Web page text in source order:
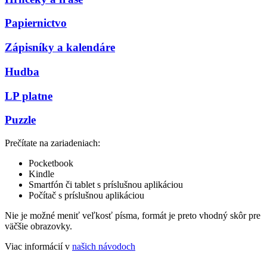
Papiernictvo
Zápisníky a kalendáre
Hudba
LP platne
Puzzle
Prečítate na zariadeniach:
Pocketbook
Kindle
Smartfón či tablet s príslušnou aplikáciou
Počítač s príslušnou aplikáciou
Nie je možné meniť veľkosť písma, formát je preto vhodný skôr pre
väčšie obrazovky.
Viac informácií v našich návodoch